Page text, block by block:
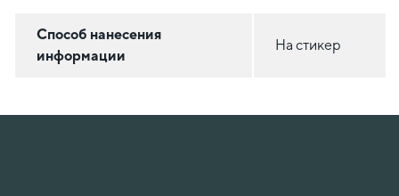
Способ нанесения
информации
На стикер